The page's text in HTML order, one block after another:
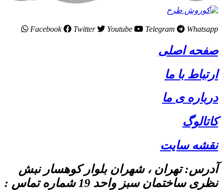
Facebook Twitter Youtube Telegram Whatsapp
صفحه اصلی
ارتباط با ما
درباره ی ما
کاتالوگ
نقشه سایت
آدرس: تهران ، شهران بلوار کوهسار نبش
نظری ساختمان سبز واحد 19 شماره تماس :